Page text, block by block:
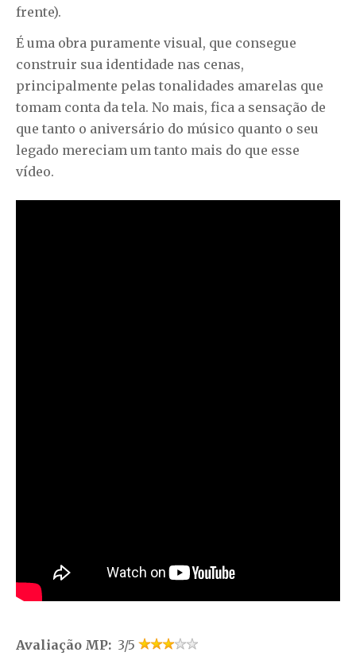
frente).
É uma obra puramente visual, que consegue
construir sua identidade nas cenas,
principalmente pelas tonalidades amarelas que
tomam conta da tela. No mais, fica a sensação de
que tanto o aniversário do músico quanto o seu
legado mereciam um tanto mais do que esse
vídeo.
Avaliação MP: 3/5